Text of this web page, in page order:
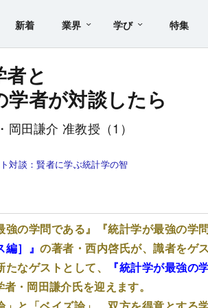
新着 業界 学び 特集
者と
学者が対談したら
岡田謙介 准教授（1）
対談：賢者に学ぶ統計学の智
の学問である』『統計学が最強の学
編］』の著者・西内啓氏が、識者をゲ
なゲストとして、
『統計学が最強の
・岡田謙介氏を迎えます。